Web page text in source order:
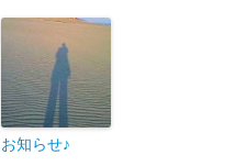
お知らせ♪